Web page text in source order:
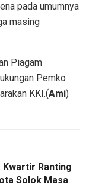
pada umumnya
masing
Piagam
Pemko
KKI.(Ami)
Kwartir Ranting
Solok Masa